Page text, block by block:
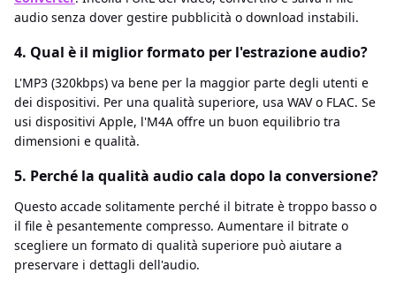
audio senza dover gestire pubblicità o download instabili.
4. Qual è il miglior formato per l'estrazione audio?
L'MP3 (320kbps) va bene per la maggior parte degli utenti e
dei dispositivi. Per una qualità superiore, usa WAV o FLAC. Se
usi dispositivi Apple, l'M4A offre un buon equilibrio tra
dimensioni e qualità.
5. Perché la qualità audio cala dopo la conversione?
Questo accade solitamente perché il bitrate è troppo basso o
il file è pesantemente compresso. Aumentare il bitrate o
scegliere un formato di qualità superiore può aiutare a
preservare i dettagli dell'audio.